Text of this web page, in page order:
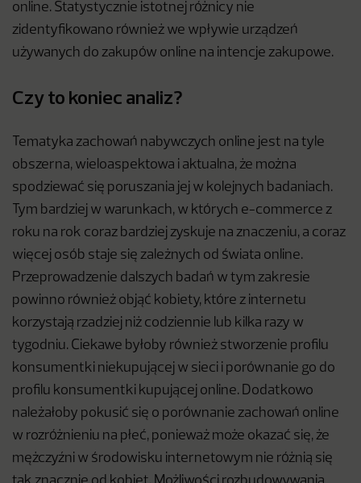
online. Statystycznie istotnej różnicy nie
zidentyfikowano również we wpływie urządzeń
używanych do zakupów online na intencje zakupowe.
Czy to koniec analiz?
Tematyka zachowań nabywczych online jest na tyle
obszerna, wieloaspektowa i aktualna, że można
spodziewać się poruszania jej w kolejnych badaniach.
Tym bardziej w warunkach, w których e-commerce z
roku na rok coraz bardziej zyskuje na znaczeniu, a coraz
więcej osób staje się zależnych od świata online.
Przeprowadzenie dalszych badań w tym zakresie
powinno również objąć kobiety, które z internetu
korzystają rzadziej niż codziennie lub kilka razy w
tygodniu. Ciekawe byłoby również stworzenie profilu
konsumentki niekupującej w sieci i porównanie go do
profilu konsumentki kupującej online. Dodatkowo
należałoby pokusić się o porównanie zachowań online
w rozróżnieniu na płeć, ponieważ może okazać się, że
mężczyźni w środowisku internetowym nie różnią się